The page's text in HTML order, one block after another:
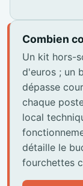
Combien
Un kit hors-
d'euros ; un
dépasse
chaque
local
détaille le
fourchettes